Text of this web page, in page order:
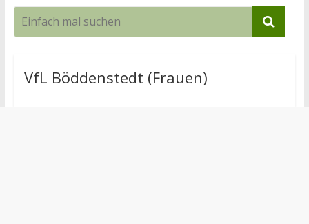
VfL Böddenstedt (Frauen)